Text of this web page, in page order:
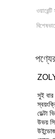
সুই বার
ডেল্টা
উভয়